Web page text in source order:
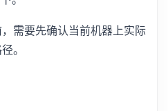
需要先确认当前机器上实际
。